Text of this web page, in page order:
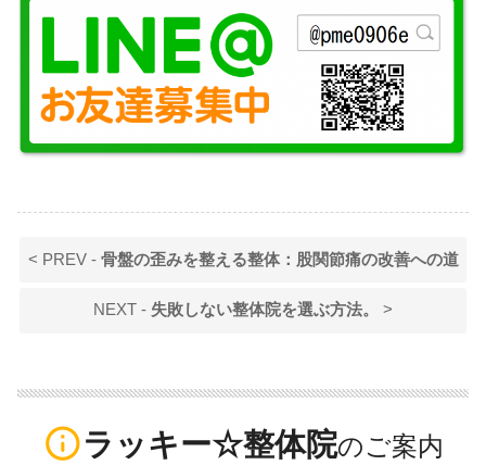
< PREV - 骨盤の歪みを整える整体：股関節痛の改善への道
NEXT - 失敗しない整体院を選ぶ方法。 >
info_outlineラッキー☆整体院